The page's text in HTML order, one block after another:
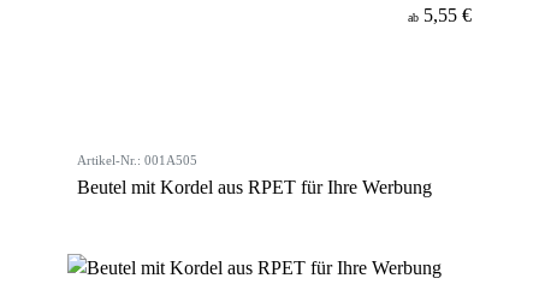
ab 5,55 €
Artikel-Nr.: 001A505
Beutel mit Kordel aus RPET für Ihre Werbung